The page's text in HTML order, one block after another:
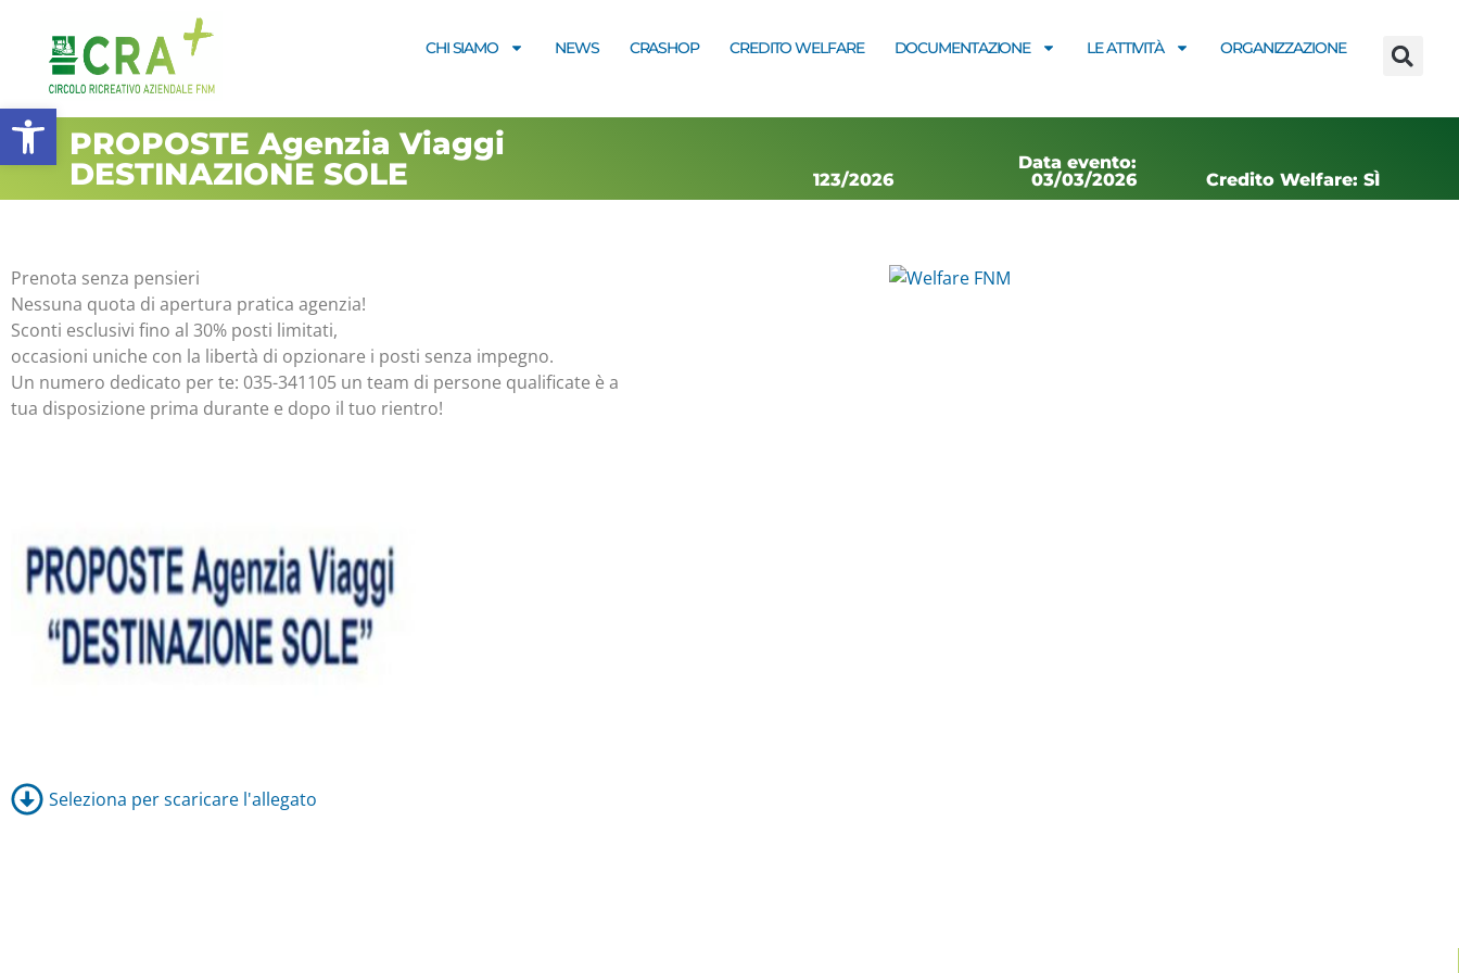
Apri la barra degli strumenti
CHI SIAMO NEWS CRASHOP CREDITO WELFARE DOCUMENTAZIONE LE ATTIVITÀ ORGANIZZAZIONE
PROPOSTE Agenzia Viaggi
DESTINAZIONE SOLE
123/2026
Data evento:
03/03/2026
Credito Welfare: SÌ
Prenota senza pensieri
Nessuna quota di apertura pratica agenzia!
Sconti esclusivi fino al 30% posti limitati,
occasioni uniche con la libertà di opzionare i posti senza impegno.
Un numero dedicato per te: 035-341105 un team di persone qualificate è a
tua disposizione prima durante e dopo il tuo rientro!
Seleziona per scaricare l'allegato